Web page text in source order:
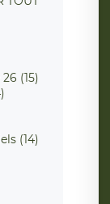
(15)
(14)